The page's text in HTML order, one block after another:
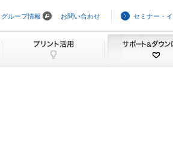
グループ情報 お問い合わせ セミナー・